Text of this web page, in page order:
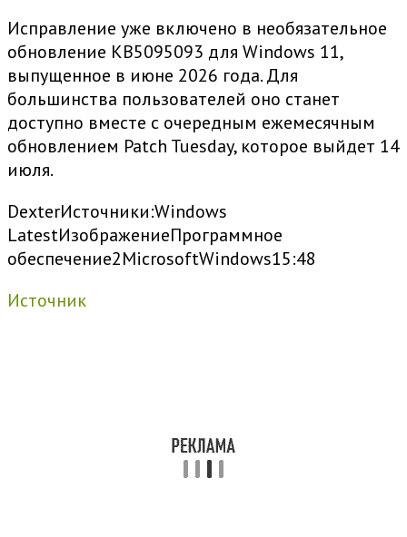
Исправление уже включено в необязательное
обновление KB5095093 для Windows 11,
выпущенное в июне 2026 года. Для
большинства пользователей оно станет
доступно вместе с очередным ежемесячным
обновлением Patch Tuesday, которое выйдет 14
июля.
DexterИсточники:Windows
LatestИзображениеПрограммное
обеспечение2MicrosoftWindows15:48
Источник